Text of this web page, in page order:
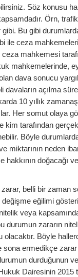
Söz konusu
Örn,
Bu gibi
ile ceza
ceza mahkemesi
mahkemelerinde,
dava sonucu
davaların açılma
10 yıllık
Her somut olaya
tarafından
Böyle
miktarının neden
doğacağı
belli bir zaman
eğilimi
veya
durumun zararın
Böyle
sona ermedikçe
durduğunun
Dairesinin